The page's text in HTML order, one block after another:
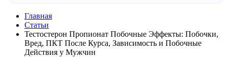
Главная
Статьи
Тестостерон Пропионат Побочные Эффекты: Побочки,
Вред, ПКТ После Курса, Зависимость и Побочные
Действия у Мужчин